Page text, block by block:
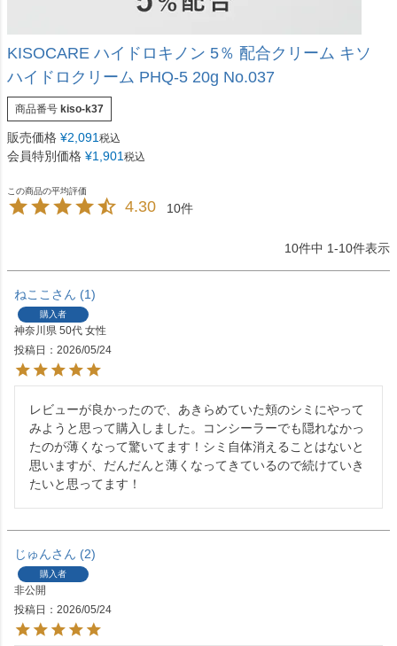
KISOCARE ハイドロキノン 5％ 配合クリーム キソ
ハイドロクリーム PHQ-5 20g No.037
商品番号 kiso-k37
販売価格 ¥2,091 税込
会員特別価格 ¥1,901 税込
4.30 10
10件中 1-10件表示
ねここ 1
購入者
神奈川県 50代 女性
投稿日
2026/05/24
レビューが良かったので、あきらめていた頬のシミにやって
みようと思って購入しました。コンシーラーでも隠れなかっ
たのが薄くなって驚いてます！シミ自体消えることはないと
思いますが、だんだんと薄くなってきているので続けていき
たいと思ってます！
じゅん 2
購入者
非公開
投稿日
2026/05/24